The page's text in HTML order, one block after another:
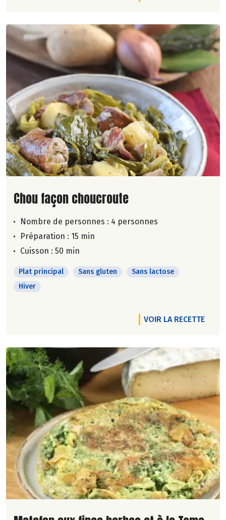
Lire la suite de la recette
Chou façon choucroute
Nombre de personnes : 4 personnes
Préparation : 15 min
Cuisson : 50 min
Plat principal Sans gluten
Sans lactose
Hiver
VOIR LA RECETTE